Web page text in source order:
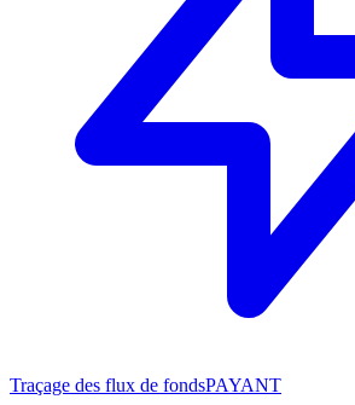
Traçage des flux de fondsPAYANT